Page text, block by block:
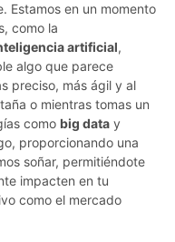
Estamos en un momento
como la
artificial,
algo que parece
preciso, más ágil y al
o mientras tomas un
como big data y
proporcionando una
soñar, permitiéndote
impacten en tu
como el mercado